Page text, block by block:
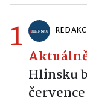
1
Hlinsku